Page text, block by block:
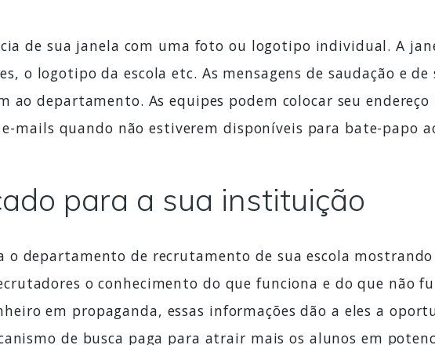
de sua janela com uma foto ou logotipo individual. A
o logotipo da escola etc. As mensagens de saudação e de
ao departamento. As equipes podem colocar seu
mails quando não estiverem disponíveis para bate-papo
para a sua instituição
departamento de recrutamento de sua escola mostrando
o conhecimento do que funciona e do que não
em propaganda, essas informações dão a eles a
de busca paga para atrair mais os alunos em